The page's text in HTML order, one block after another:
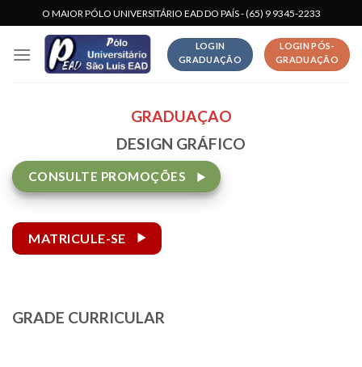
to
content
O MAIOR PÓLO UNIVERSITÁRIO EAD DO PAÍS - (65) 9 9345-2233
LOGIN
GRADUAÇÃO
LOGIN PÓS-
GRADUAÇÃO
GRADUAÇAO
DESIGN GRÁFICO
CONSULTE PROMOÇÕES
MATRICULE-SE
GRADE CURRICULAR